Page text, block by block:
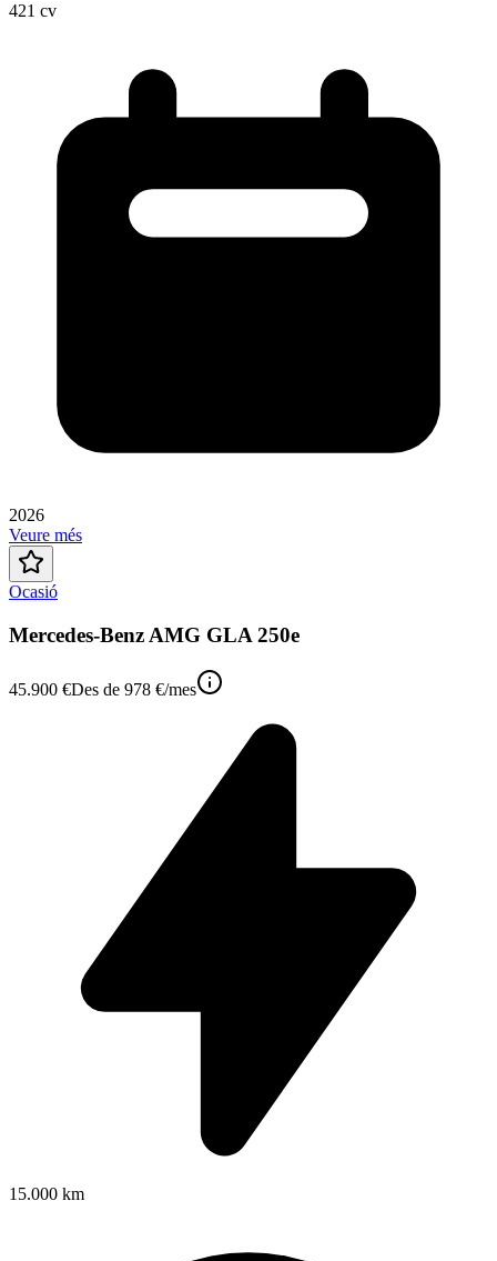
421 cv
2026
Veure més
Ocasió
Mercedes-Benz AMG GLA 250e
45.900 €Des de 978 €/mes
15.000 km